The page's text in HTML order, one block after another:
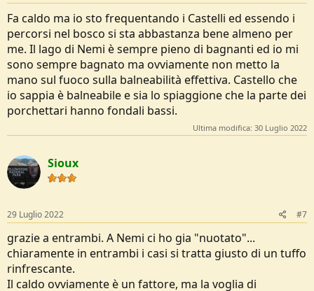
Fa caldo ma io sto frequentando i Castelli ed essendo i
percorsi nel bosco si sta abbastanza bene almeno per
me. Il lago di Nemi è sempre pieno di bagnanti ed io mi
sono sempre bagnato ma ovviamente non metto la
mano sul fuoco sulla balneabilità effettiva. Castello che
io sappia è balneabile e sia lo spiaggione che la parte dei
porchettari hanno fondali bassi.
Ultima modifica: 30 Luglio 2022
Sioux
29 Luglio 2022 #7
grazie a entrambi. A Nemi ci ho gia "nuotato"...
chiaramente in entrambi i casi si tratta giusto di un tuffo
rinfrescante.
Il caldo ovviamente è un fattore, ma la voglia di